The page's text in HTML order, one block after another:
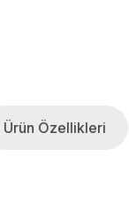
Ürün Özellikleri